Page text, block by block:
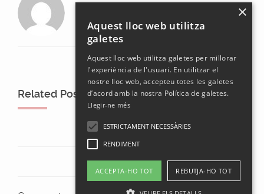
laura
Related Posts
×
Aquest lloc web utilitza
galetes
Aquest lloc web utilitza galetes per millorar
l'experiència de l'usuari. En utilitzar el
nostre lloc web, accepteu totes les galetes
d’acord amb la nostra Política de galetes.
Llegir-ne més
ESTRICTAMENT NECESSÀRIES
RENDIMENT
ACCEPTA-HO TOT REBUTJA-HO TOT